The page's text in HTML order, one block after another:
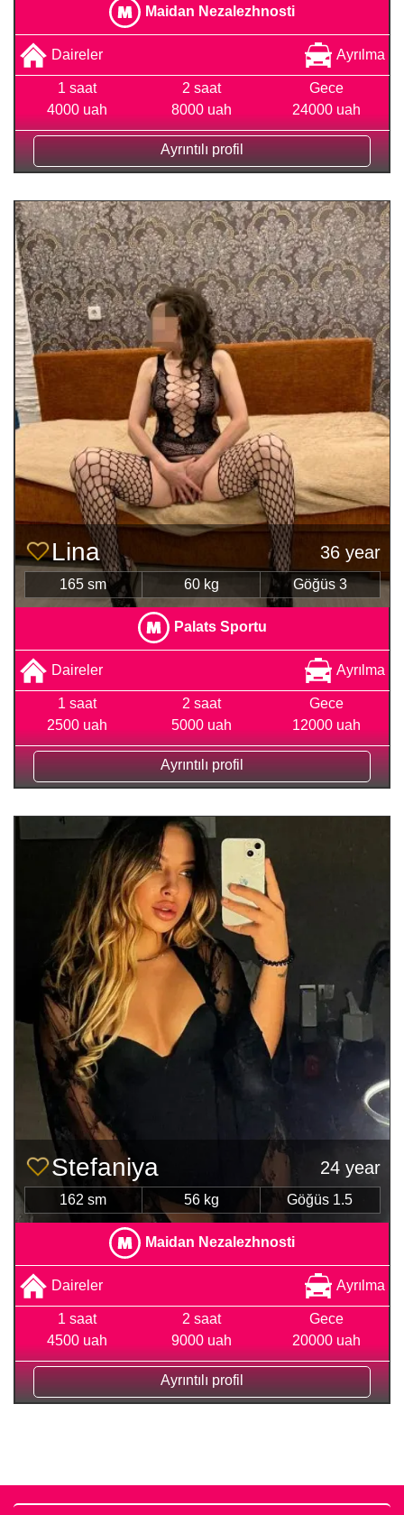
Maidan Nezalezhnosti
Daireler Ayrılma
1 saat
4000 uah
2 saat
8000 uah
Gece
24000 uah
Ayrıntılı profil
Lina 36 year
165 sm 60 kg Göğüs 3
Palats Sportu
Daireler Ayrılma
1 saat
2500 uah
2 saat
5000 uah
Gece
12000 uah
Ayrıntılı profil
Stefaniya 24 year
162 sm 56 kg Göğüs 1.5
Maidan Nezalezhnosti
Daireler Ayrılma
1 saat
4500 uah
2 saat
9000 uah
Gece
20000 uah
Ayrıntılı profil